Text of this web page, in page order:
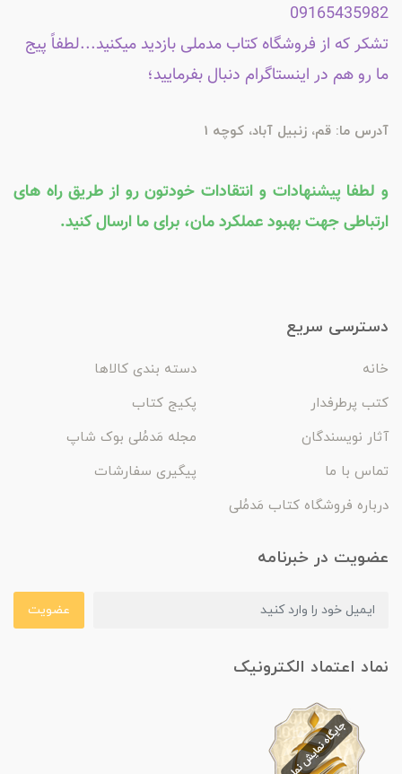
09165435982
تشکر که از فروشگاه کتاب مدملی بازدید میکنید...لطفاً پیج
ما رو هم در اینستاگرام دنبال بفرمایید؛
آدرس ما: قم، زنبیل آباد، کوچه 1
و لطفا پیشنهادات و انتقادات خودتون رو از طریق راه های
ارتباطی جهت بهبود عملکرد مان، برای ما ارسال کنید.
دسترسی سریع
خانه
دسته بندی کالاها
کتب پرطرفدار
پکیج کتاب
آثار نویسندگان
مجله مَدمُلی بوک شاپ
تماس با ما
پیگیری سفارشات
درباره فروشگاه کتاب مَدمُلی
عضویت در خبرنامه
عضویت
نماد اعتماد الکترونیک